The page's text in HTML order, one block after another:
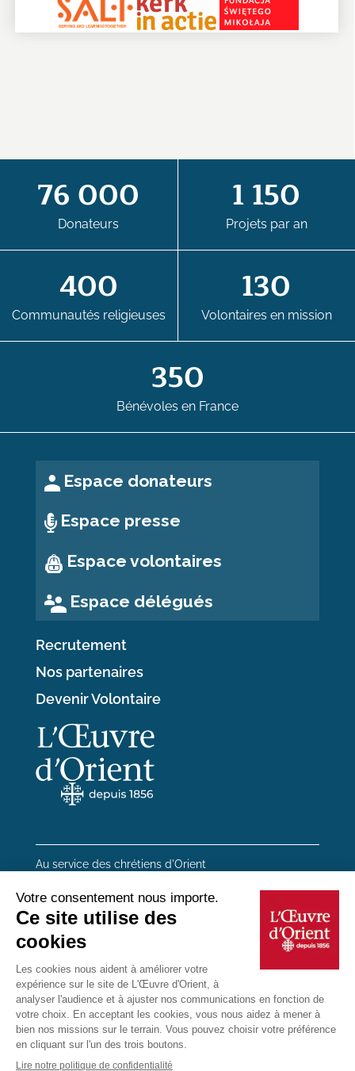
76 000
Donateurs
1 150
Projets par an
400
Communautés religieuses
130
Volontaires en mission
350
Bénévoles en France
Espace donateurs
Espace presse
Espace volontaires
Espace délégués
Recrutement
Nos partenaires
Devenir Volontaire
Au service des chrétiens d'Orient
20 rue du Regard 75006 Paris
01 45 48 54 46
Contactez-nous
Mentions Légales